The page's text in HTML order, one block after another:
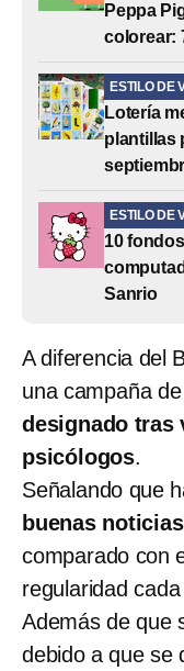
Peppa
colorear:
ESTILO DE
Lotería
plantillas
ESTILO DE
10
Sanrio
A diferencia del
una campaña
designado tras
psicólogos.
Señalando que
buenas
comparado con
regularidad
Además de que
debido a que se